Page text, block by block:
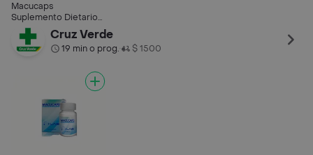
Macucaps
Suplemento Dietario
Multiples
ComponentesCruz Verde
19 min o prog.• $ 1500